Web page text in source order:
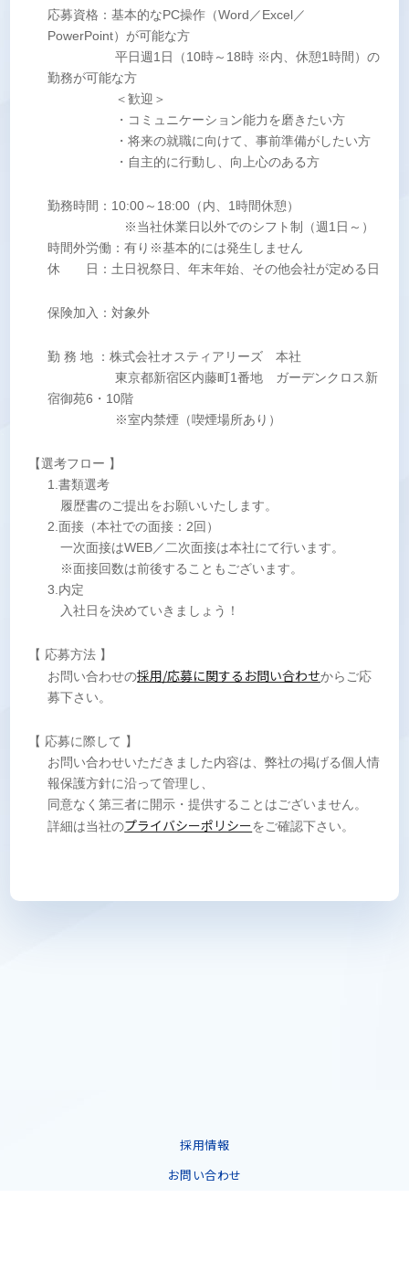
応募資格：基本的なPC操作（Word／Excel／
PowerPoint）が可能な方
平日週1日（10時～18時 ※内、休憩1時間）の
勤務が可能な方
＜歓迎＞
・コミュニケーション能力を磨きたい方
・将来の就職に向けて、事前準備がしたい方
・自主的に行動し、向上心のある方
勤務時間：10:00～18:00（内、1時間休憩）
※当社休業日以外でのシフト制（週1日～）
時間外労働：有り※基本的には発生しません
休 日：土日祝祭日、年末年始、その他会社が定める日
保険加入：対象外
勤 務 地 ：株式会社オスティアリーズ 本社
東京都新宿区内藤町1番地 ガーデンクロス新
宿御苑6・10階
※室内禁煙（喫煙場所あり）
【選考フロー 】
1.書類選考
履歴書のご提出をお願いいたします。
2.面接（本社での面接：2回）
一次面接はWEB／二次面接は本社にて行います。
※面接回数は前後することもございます。
3.内定
入社日を決めていきましょう！
【 応募方法 】
お問い合わせの採用/応募に関するお問い合わせからご応
募下さい。
【 応募に際して 】
お問い合わせいただきました内容は、弊社の掲げる個人情
報保護方針に沿って管理し、
同意なく第三者に開示・提供することはございません。
詳細は当社のプライバシーポリシーをご確認下さい。
採用情報
お問い合わせ